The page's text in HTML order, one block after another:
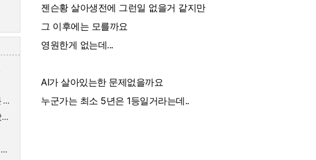
저 5월 16일에 주식에서 돈 90% 뺐다고 글 올렸어요
이승기 전세금 반환 못받았네요
"참으려고 했는데" 고깃집 사장님 결국 CCTV 공개한 이유
젠슨황 살아생전에 그런일 없을거 같지만
그 이후에는 모를까요
영원한게 없는데...
AI가 살아있는한 문제없을까요
누군가는 최소 5년은 1등일거라는데..